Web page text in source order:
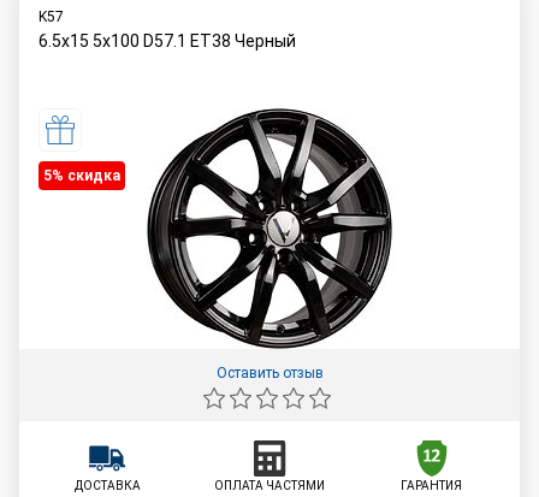
K57
6.5x15 5x100 D57.1 ET38 Черный
5% cкидка
Оставить отзыв
ДОСТАВКА
ОПЛАТА ЧАСТЯМИ
ГАРАНТИЯ